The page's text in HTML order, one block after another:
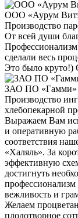
ООО «Аурум
Производство
От всей души
сделали весь
Это было круто!)
ЗАО ПО «Гамми»
Производство
хлебопекарной
Выражаем Вам
и оперативную
соответствия
«Халяль». За
эффективную
достигнуть
вежливость и
Желаем
плодотворное